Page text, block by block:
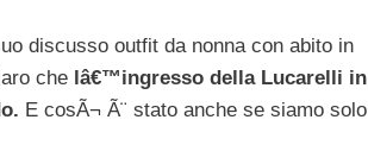
discusso outfit da nonna con abito in
che lâ€™ingresso della Lucarelli in
E cosÃ¬ Ã¨ stato anche se siamo solo